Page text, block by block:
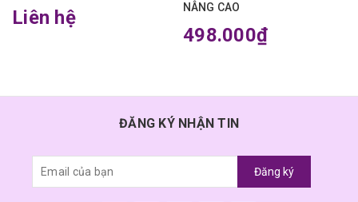
Liên hệ
NÂNG CAO
498.000₫
ĐĂNG KÝ NHẬN TIN
Đăng ký